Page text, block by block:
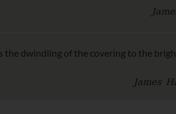
dwindling of the covering to the
James